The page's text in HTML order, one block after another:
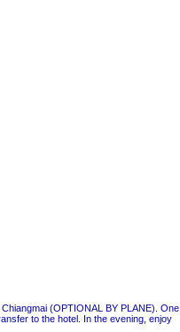
(OPTIONAL BY PLANE). One
to the hotel. In the evening, enjoy